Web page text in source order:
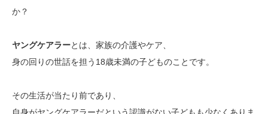
か？
ヤングケアラーとは、家族の介護やケア、
身の回りの世話を担う18歳未満の子どものことです。
その生活が当たり前であり、